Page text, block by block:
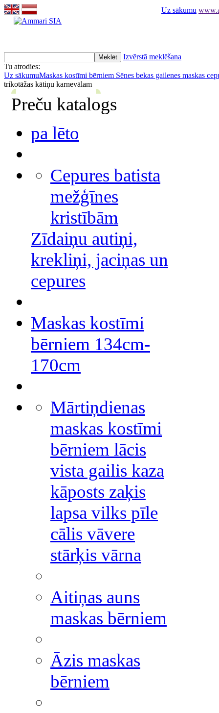
Uz sākumu
Izvērstā meklēšana
Tu atrodies:
Uz sākumuMaskas kostīmi bērniem Sēnes bekas gailenes maskas
trikotāžas kātiņu karnevālam
Preču katalogs
pa lēto
Cepures batista
mežģīnes
kristībām
Zīdaiņu autiņi,
krekliņi, jaciņas un
cepures
Maskas kostīmi
bērniem 134cm-
170cm
Mārtiņdienas
maskas kostīmi
bērniem lācis
vista gailis kaza
kāposts zaķis
lapsa vilks pīle
cālis vāvere
stārķis vārna
Aitiņas auns
maskas bērniem
Āzis maskas
bērniem